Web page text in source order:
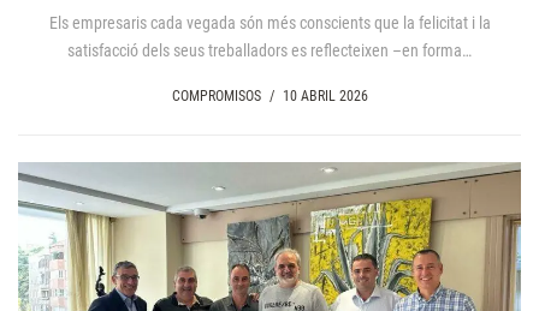
Els empresaris cada vegada són més conscients que la felicitat i la
satisfacció dels seus treballadors es reflecteixen –en forma…
COMPROMISOS / 10 ABRIL 2026